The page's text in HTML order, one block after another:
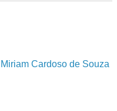
Miriam Cardoso de Souza